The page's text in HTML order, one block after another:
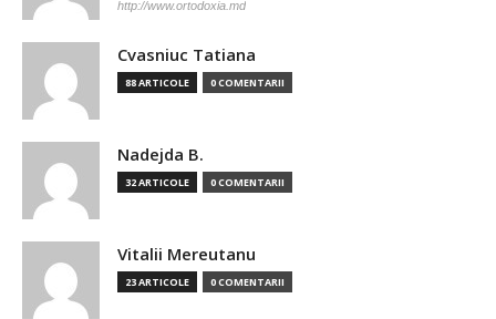
http://www.ortodoxia.md
Cvasniuc Tatiana
88 ARTICOLE 0 COMENTARII
Nadejda B.
32 ARTICOLE 0 COMENTARII
Vitalii Mereutanu
23 ARTICOLE 0 COMENTARII